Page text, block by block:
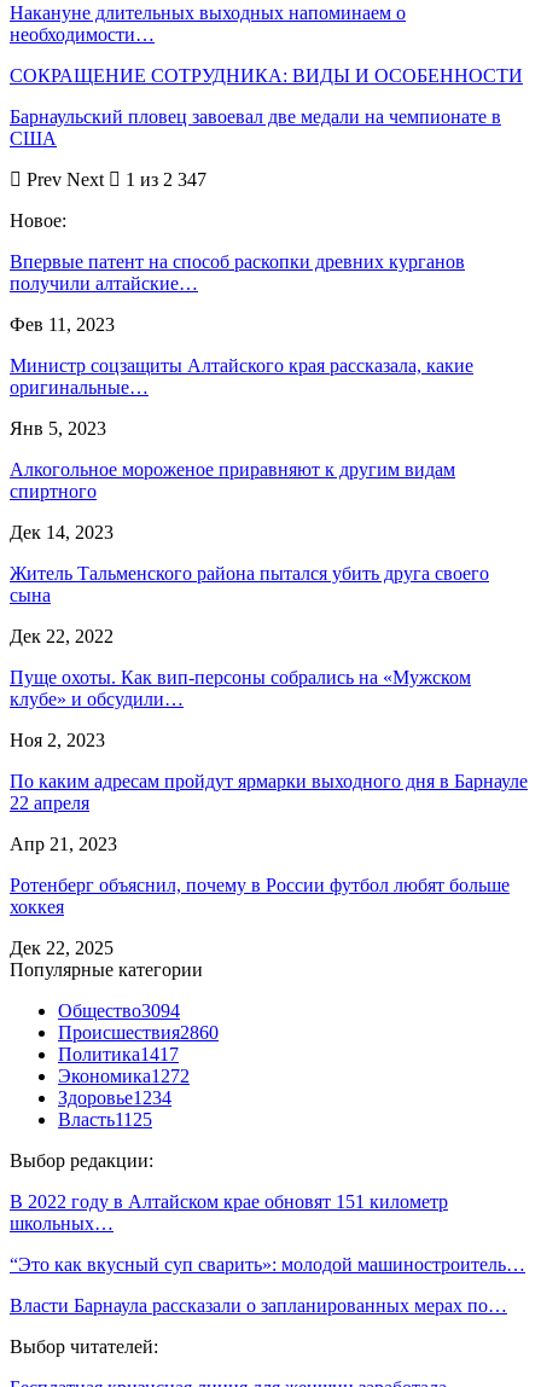
Накануне длительных выходных напоминаем о
необходимости…
СОКРАЩЕНИЕ СОТРУДНИКА: ВИДЫ И ОСОБЕННОСТИ
Барнаульский пловец завоевал две медали на чемпионате в
США
Prev Next
1 из 2 347
Новое:
Впервые патент на способ раскопки древних курганов
получили алтайские…
Фев 11, 2023
Министр соцзащиты Алтайского края рассказала, какие
оригинальные…
Янв 5, 2023
Алкогольное мороженое приравняют к другим видам
спиртного
Дек 14, 2023
Житель Тальменского района пытался убить друга своего
сына
Дек 22, 2022
Пуще охоты. Как вип-персоны собрались на «Мужском
клубе» и обсудили…
Ноя 2, 2023
По каким адресам пройдут ярмарки выходного дня в Барнауле
22 апреля
Апр 21, 2023
Ротенберг объяснил, почему в России футбол любят больше
хоккея
Дек 22, 2025
Популярные категории
Общество3094
Происшествия2860
Политика1417
Экономика1272
Здоровье1234
Власть1125
Выбор редакции:
В 2022 году в Алтайском крае обновят 151 километр
школьных…
“Это как вкусный суп сварить»: молодой машиностроитель…
Власти Барнаула рассказали о запланированных мерах по…
Выбор читателей: